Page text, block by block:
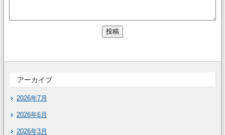
アーカイブ
2026年7月
2026年6月
2026年3月